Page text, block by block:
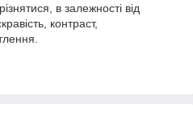
в залежності від
контраст,